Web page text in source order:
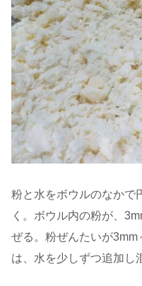
粉と水をボウルのなかで
く。ボウル内の粉が、
ぜる。粉ぜんたいが3mm
は、水を少しずつ追加し